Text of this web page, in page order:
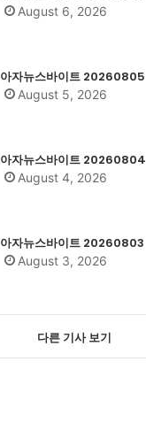
August 6, 2026
아자뉴스바이트 20260805
August 5, 2026
아자뉴스바이트 20260804
August 4, 2026
아자뉴스바이트 20260803
August 3, 2026
다른 기사 보기